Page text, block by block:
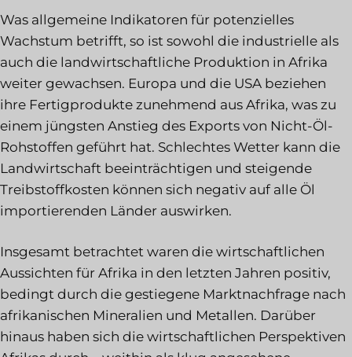
Was allgemeine Indikatoren für potenzielles
Wachstum betrifft, so ist sowohl die industrielle als
auch die landwirtschaftliche Produktion in Afrika
weiter gewachsen. Europa und die USA beziehen
ihre Fertigprodukte zunehmend aus Afrika, was zu
einem jüngsten Anstieg des Exports von Nicht-Öl-
Rohstoffen geführt hat. Schlechtes Wetter kann die
Landwirtschaft beeinträchtigen und steigende
Treibstoffkosten können sich negativ auf alle Öl
importierenden Länder auswirken.
Insgesamt betrachtet waren die wirtschaftlichen
Aussichten für Afrika in den letzten Jahren positiv,
bedingt durch die gestiegene Marktnachfrage nach
afrikanischen Mineralien und Metallen. Darüber
hinaus haben sich die wirtschaftlichen Perspektiven